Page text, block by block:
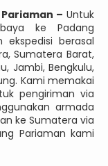
– Untuk
ke Padang
ekspedisi berasal
Sumatera Barat,
Jambi, Bengkulu,
Kami memakai
pengiriman via
armada
ke Sumatera via
Pariaman kami